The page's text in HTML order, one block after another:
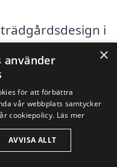
i
en
enkelt att få
experter.
av vilket pris
×
använder
för att förbättra
vår webbplats samtycker
cookiepolicy. Läs mer
AVVISA ALLT